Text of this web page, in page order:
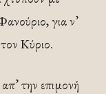
για ν’
Κύριο.
την επιμονή